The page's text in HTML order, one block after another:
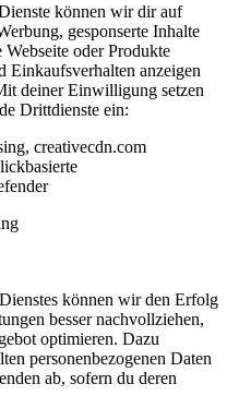
können wir dir auf
gesponserte Inhalte
oder Produkte
Einkaufsverhalten anzeigen
deiner Einwilligung setzen
Drittdienste ein:
creativecdn.com
können wir den Erfolg
besser nachvollziehen,
optimieren. Dazu
personenbezogenen Daten
ab, sofern du deren